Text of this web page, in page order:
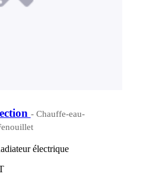
- Chauffe-eau-
électrique